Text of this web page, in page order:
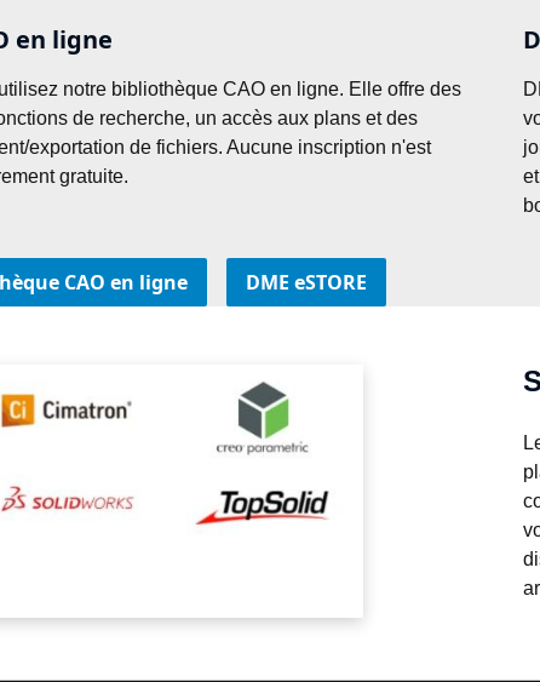
en ligne
notre bibliothèque CAO en ligne. Elle offre des
de recherche, un accès aux plans et des
exportation de fichiers. Aucune inscription n'est
gratuite.
CAO en ligne DME eSTORE